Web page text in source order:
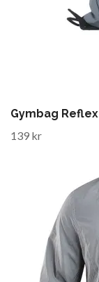
Gymbag Reflex
139 kr